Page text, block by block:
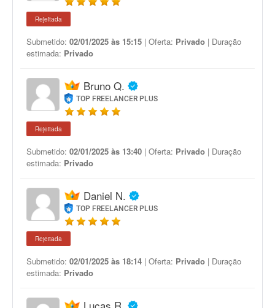
Rejeitada
Submetido: 02/01/2025 às 15:15 | Oferta: Privado | Duração
estimada: Privado
Bruno Q.
TOP FREELANCER PLUS
Rejeitada
Submetido: 02/01/2025 às 13:40 | Oferta: Privado | Duração
estimada: Privado
Daniel N.
TOP FREELANCER PLUS
Rejeitada
Submetido: 02/01/2025 às 18:14 | Oferta: Privado | Duração
estimada: Privado